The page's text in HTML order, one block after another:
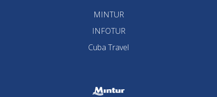
MINTUR
INFOTUR
Cuba Travel